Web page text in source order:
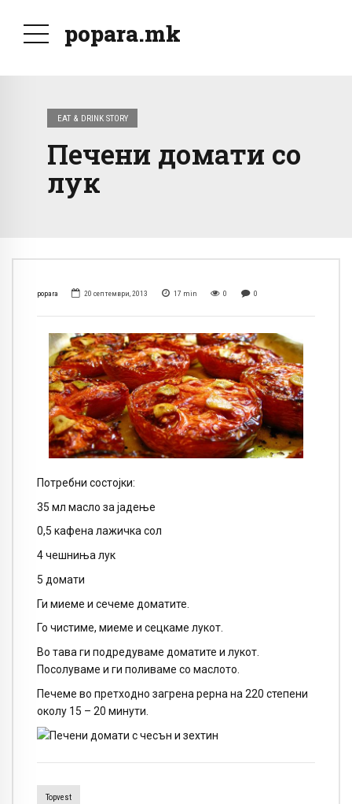
popara.mk
EAT & DRINK STORY
Печени домати со
лук
popara 20 септември, 2013 17 min 0 0
Потребни состојки:
35 мл масло за јадење
0,5 кафена лажичка сол
4 чешниња лук
5 домати
Ги миеме и сечеме доматите.
Го чистиме, миеме и сецкаме лукот.
Во тава ги подредуваме доматите и лукот.
Посолуваме и ги поливаме со маслото.
Печеме во претходно загрена рерна на 220 степени
околу 15 – 20 минути.
Topvest